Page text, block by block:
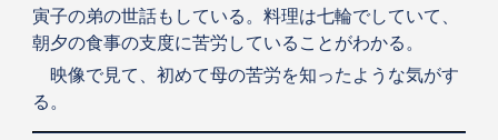
寅子の弟の世話もしている。料理は七輪でしていて、
朝夕の食事の支度に苦労していることがわかる。
映像で見て、初めて母の苦労を知ったような気がす
る。